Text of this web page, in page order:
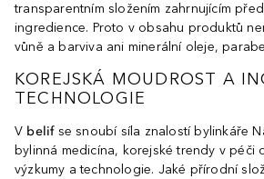
transparentním složením zahrnujícím
ingredience. Proto v obsahu produktů
vůně a barviva ani minerální oleje,
KOREJSKÁ MOUDROST A
TECHNOLOGIE
V belifse snoubí síla znalostí bylinkáře
bylinná medicína, korejské trendy v péči
výzkumy a technologie. Jaké přírodní